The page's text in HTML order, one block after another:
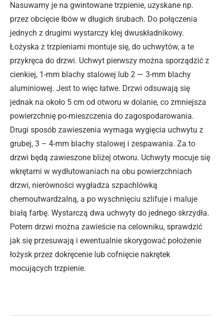
Nasuwamy je na gwintowane trzpienie, uzyskane np.
przez obcięcie łbów w długich śrubach. Do połączenia
jednych z drugimi wystarczy klej dwuskładnikowy.
Łożyska z trzpieniami montuje się, do uchwytów, a te
przykręca do drzwi. Uchwyt pierwszy można sporządzić z
cienkiej, 1-mm blachy stalowej lub 2 — 3-mm blachy
aluminiowej. Jest to więc łatwe. Drzwi odsuwają się
jednak na około 5 cm od otworu w dolanie, co zmniejsza
powierzchnię po-mieszczenia do zagospodarowania.
Drugi sposób zawieszenia wymaga wygięcia uchwytu z
grubej, 3 – 4-mm blachy stalowej i zespawania. Za to
drzwi będą zawieszone bliżej otworu. Uchwyty mocuje się
wkrętami w wydłutowaniach na obu powierzchniach
drzwi, nierówności wygładza szpachlówką
chemoutwardzalną, a po wyschnięciu szlifuje i maluje
białą farbę. Wystarczą dwa uchwyty do jednego skrzydła.
Potem drzwi można zawieście na celowniku, sprawdzić
jak się przesuwają i ewentualnie skorygować położenie
łożysk przez dokręcenie lub cofnięcie nakrętek
mocujących trzpienie.